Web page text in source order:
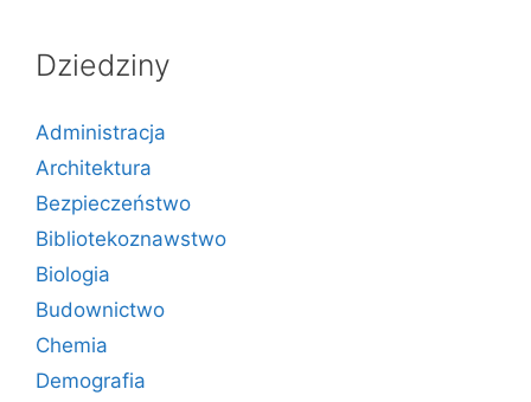
Dziedziny
Administracja
Architektura
Bezpieczeństwo
Bibliotekoznawstwo
Biologia
Budownictwo
Chemia
Demografia